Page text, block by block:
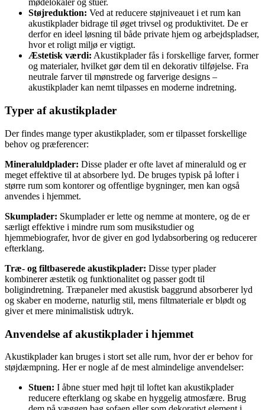
mødelokaler og stuer.
Støjreduktion: Ved at reducere støjniveauet i et rum kan
akustikplader bidrage til øget trivsel og produktivitet. De er
derfor en ideel løsning til både private hjem og arbejdspladser,
hvor et roligt miljø er vigtigt.
Æstetisk værdi: Akustikplader fås i forskellige farver, former
og materialer, hvilket gør dem til en dekorativ tilføjelse. Fra
neutrale farver til mønstrede og farverige designs –
akustikplader kan nemt tilpasses en moderne indretning.
Typer af akustikplader
Der findes mange typer akustikplader, som er tilpasset forskellige
behov og præferencer:
Mineraluldplader: Disse plader er ofte lavet af mineraluld og er
meget effektive til at absorbere lyd. De bruges typisk på lofter i
større rum som kontorer og offentlige bygninger, men kan også
anvendes i hjemmet.
Skumplader: Skumplader er lette og nemme at montere, og de er
særligt effektive i mindre rum som musikstudier og
hjemmebiografer, hvor de giver en god lydabsorbering og reducerer
efterklang.
Træ- og filtbaserede akustikplader: Disse typer plader
kombinerer æstetik og funktionalitet og passer godt til
boligindretning. Træpaneler med akustisk baggrund absorberer lyd
og skaber en moderne, naturlig stil, mens filtmateriale er blødt og
giver et mere minimalistisk udtryk.
Anvendelse af akustikplader i hjemmet
Akustikplader kan bruges i stort set alle rum, hvor der er behov for
støjdæmpning. Her er nogle af de mest almindelige anvendelser:
Stuen: I åbne stuer med højt til loftet kan akustikplader
reducere efterklang og skabe en hyggelig atmosfære. Brug